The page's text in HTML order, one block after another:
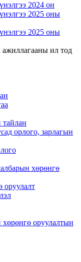
2024 он
2025 оны
2025 оны
ажиллагааны ил тод
орлого, зарлагын
хөрөнгө
оруулалт
оруулалтын